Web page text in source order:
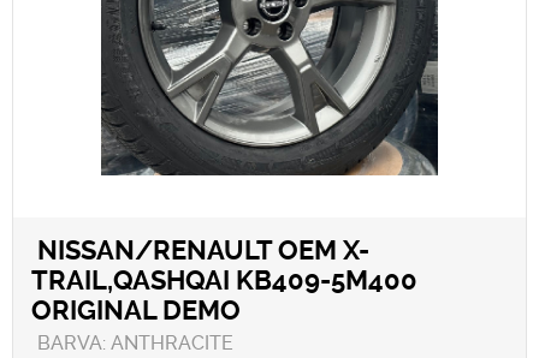
NISSAN/RENAULT OEM X-
TRAIL,QASHQAI KB409-5M400
ORIGINAL DEMO
BARVA: ANTHRACITE